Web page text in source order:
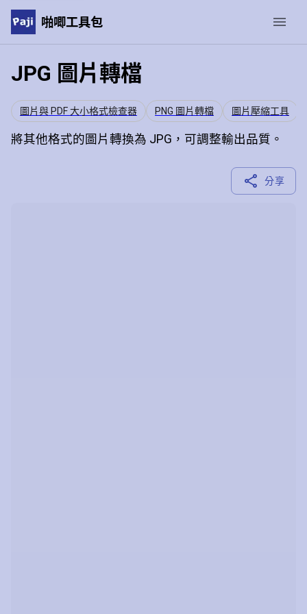
啪唧工具包
JPG 圖片轉檔
圖片與 PDF 大小格式檢查器 PNG 圖片轉檔 圖片壓縮工具
將其他格式的圖片轉換為 JPG，可調整輸出品質。
分享